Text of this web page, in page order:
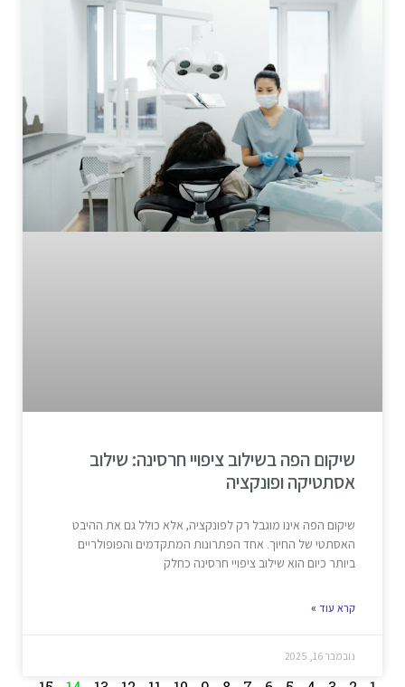
שיקום הפה בשילוב ציפויי חרסינה: שילוב
אסתטיקה ופונקציה
שיקום הפה אינו מוגבל רק לפונקציה, אלא כולל גם את ההיבט
האסתטי של החיוך. אחד הפתרונות המתקדמים והפופולריים
ביותר כיום הוא שילוב ציפויי חרסינה כחלק
קרא עוד »
נובמבר 16, 2025